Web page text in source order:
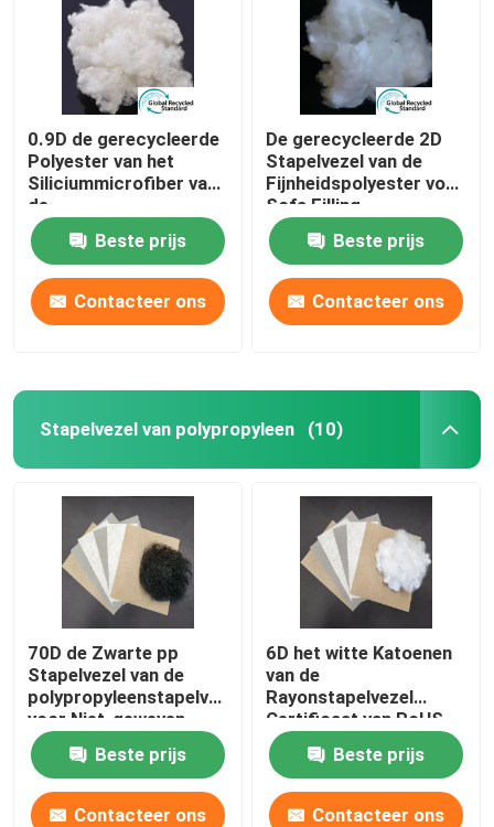
0.9D de gerecycleerde
Polyester van het
Siliciummicrofiber van
de
Polyesterstapelvezel
Beste prijs
Contacteer ons
De gerecycleerde 2D
Stapelvezel van de
Fijnheidspolyester voor
Sofa Filling
Beste prijs
Contacteer ons
Stapelvezel van polypropyleen (10)
70D de Zwarte pp
Stapelvezel van de
polypropyleenstapelvezel
voor Niet-geweven
Beste prijs
Contacteer ons
6D het witte Katoenen
van de
Rayonstapelvezel
Certificaat van RoHS
voor Tapijt
Beste prijs
Contacteer ons